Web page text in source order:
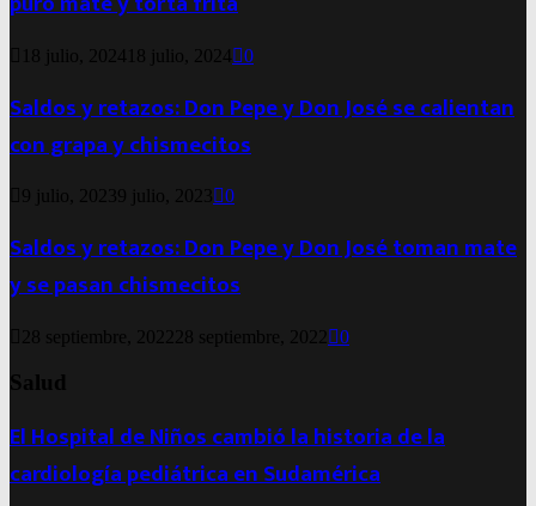
18 julio, 2024 18 julio, 2024 0
Saldos y retazos: Don Pepe y Don José se calientan
con grapa y chismecitos
9 julio, 20239 julio, 2023 0
Saldos y retazos: Don Pepe y Don José toman mate
y se pasan chismecitos
28 septiembre, 2022 28 septiembre, 2022 0
Salud
El Hospital de Niños cambió la historia de la
cardiología pediátrica en Sudamérica